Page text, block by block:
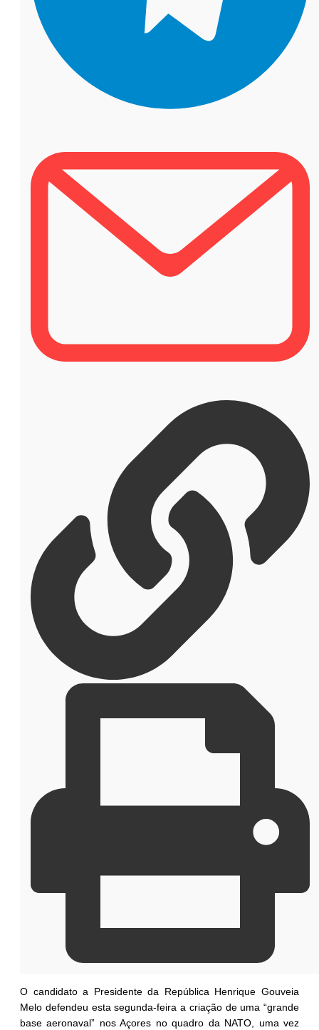
O candidato a Presidente da República Henrique Gouveia
Melo defendeu esta segunda-feira a criação de uma “grande
base aeronaval” nos Açores no quadro da NATO, uma vez